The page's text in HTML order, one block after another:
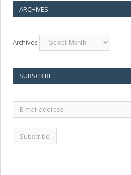
ARCHIVES
Archives
SUBSCRIBE
mail